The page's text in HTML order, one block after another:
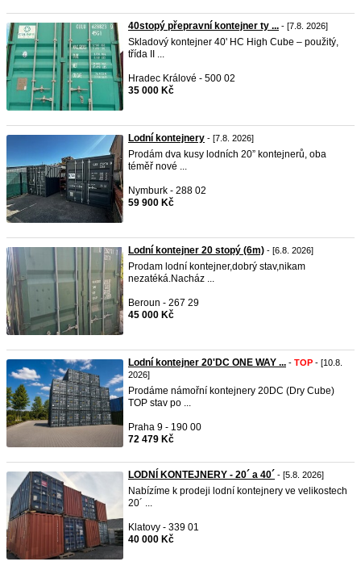
40stopý přepravní kontejner ty ... - [7.8. 2026]
Skladový kontejner 40' HC High Cube – použitý,
třída II ...
Hradec Králové - 500 02
35 000 Kč
Lodní kontejnery - [7.8. 2026]
Prodám dva kusy lodních 20” kontejnerů, oba
téměř nové ...
Nymburk - 288 02
59 900 Kč
Lodní kontejner 20 stopý (6m) - [6.8. 2026]
Prodam lodní kontejner,dobrý stav,nikam
nezatéká.Nacház ...
Beroun - 267 29
45 000 Kč
Lodní kontejner 20'DC ONE WAY ... - TOP - [10.8.
2026]
Prodáme námořní kontejnery 20DC (Dry Cube)
TOP stav po ...
Praha 9 - 190 00
72 479 Kč
LODNÍ KONTEJNERY - 20´ a 40´ - [5.8. 2026]
Nabízíme k prodeji lodní kontejnery ve velikostech
20´ ...
Klatovy - 339 01
40 000 Kč